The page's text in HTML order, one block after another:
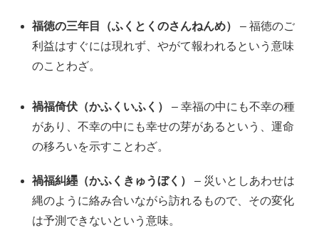
福徳の三年目（ふくとくのさんねんめ）
– 福徳のご
利益はすぐには現れず、やがて報われるという意味
のことわざ。
禍福倚伏（かふくいふく）
– 幸福の中にも不幸の種
があり、不幸の中にも幸せの芽があるという、運命
の移ろいを示すことわざ。
禍福糾纆（かふくきゅうぼく）
– 災いとしあわせは
縄のように絡み合いながら訪れるもので、その変化
は予測できないという意味。